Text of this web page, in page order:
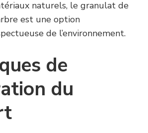
naturels, le granulat de
est une option
de l’environnement.
de
du